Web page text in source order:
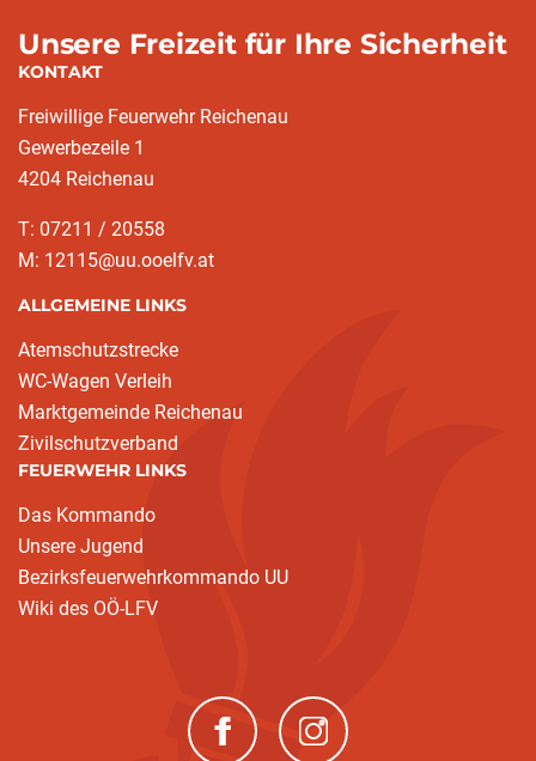
Unsere Freizeit für Ihre Sicherheit
KONTAKT
Freiwillige Feuerwehr Reichenau
Gewerbezeile 1
4204 Reichenau
T: 07211 / 20558
M: 12115@uu.ooelfv.at
ALLGEMEINE LINKS
Atemschutzstrecke
WC-Wagen Verleih
Marktgemeinde Reichenau
Zivilschutzverband
FEUERWEHR LINKS
Das Kommando
Unsere Jugend
Bezirksfeuerwehrkommando UU
Wiki des OÖ-LFV
(neues Fenster)(neues Fenster)